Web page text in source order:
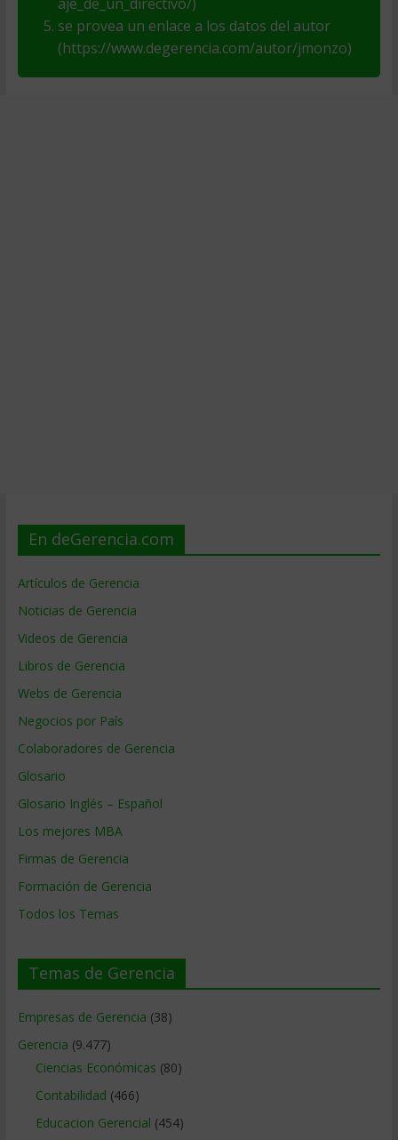
se provea un enlace a los datos del autor
(https://www.degerencia.com/autor/jmonzo)
En deGerencia.com
Artículos de Gerencia
Noticias de Gerencia
Videos de Gerencia
Libros de Gerencia
Webs de Gerencia
Negocios por País
Colaboradores de Gerencia
Glosario
Glosario Inglés – Español
Los mejores MBA
Firmas de Gerencia
Formación de Gerencia
Todos los Temas
Temas de Gerencia
Empresas de Gerencia (38)
Gerencia (9.477)
Ciencias Económicas (80)
Contabilidad (466)
Educacion Gerencial (454)